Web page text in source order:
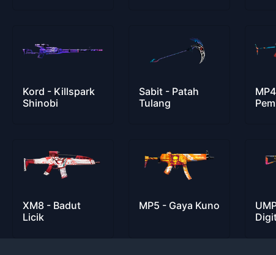
Kord - Killspark
Shinobi
Sabit - Patah
Tulang
XM8 - Badut
Licik
MP5 - Gaya Kuno